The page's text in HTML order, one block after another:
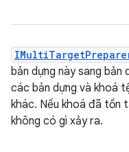
bản dựng này sang
các bản dựng và khoá
khác. Nếu khoá đã tồn
không có gì xảy ra.